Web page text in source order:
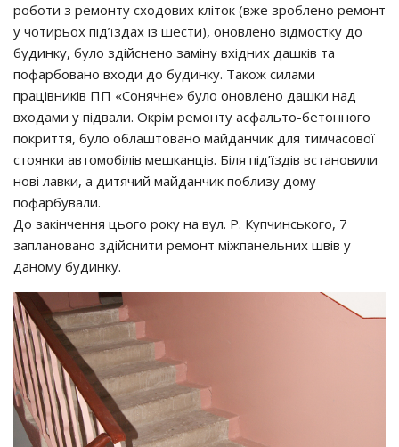
роботи з ремонту сходових кліток (вже зроблено ремонт
у чотирьох під’їздах із шести), оновлено відмостку до
будинку, було здійснено заміну вхідних дашків та
пофарбовано входи до будинку. Також силами
працівників ПП «Сонячне» було оновлено дашки над
входами у підвали. Окрім ремонту асфальто-бетонного
покриття, було облаштовано майданчик для тимчасової
стоянки автомобілів мешканців. Біля під’їздів встановили
нові лавки, а дитячий майданчик поблизу дому
пофарбували.
До закінчення цього року на вул. Р. Купчинського, 7
заплановано здійснити ремонт міжпанельних швів у
даному будинку.